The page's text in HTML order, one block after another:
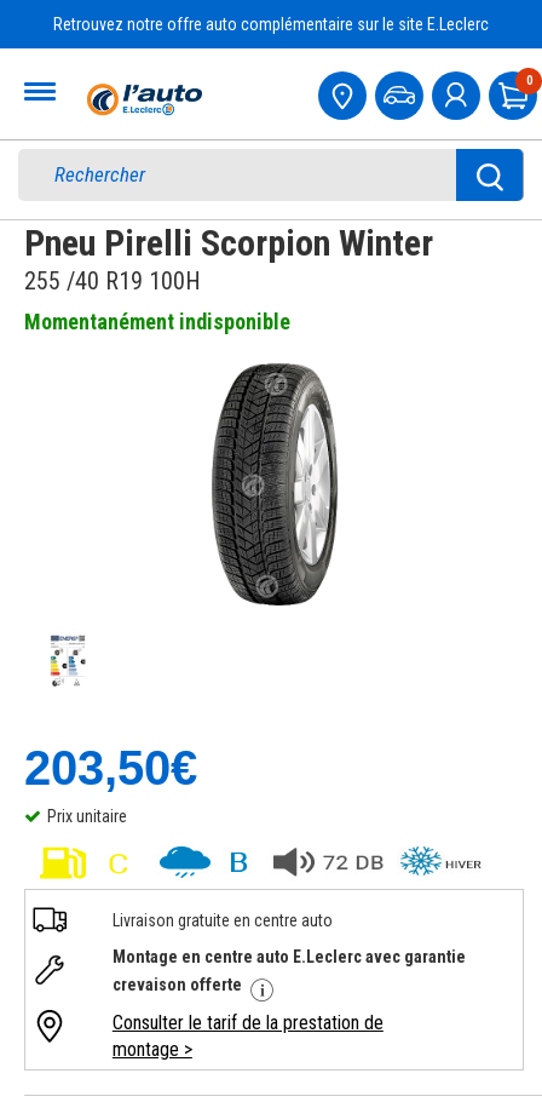
Retrouvez notre offre auto complémentaire sur le site E.Leclerc
0
Pneu Pirelli Scorpion Winter
255 /40 R19 100H
Momentanément indisponible
203,50€
Prix unitaire
Livraison gratuite en centre auto
Montage en centre auto E.Leclerc avec garantie
crevaison offerte
Consulter le tarif de la prestation de
montage >